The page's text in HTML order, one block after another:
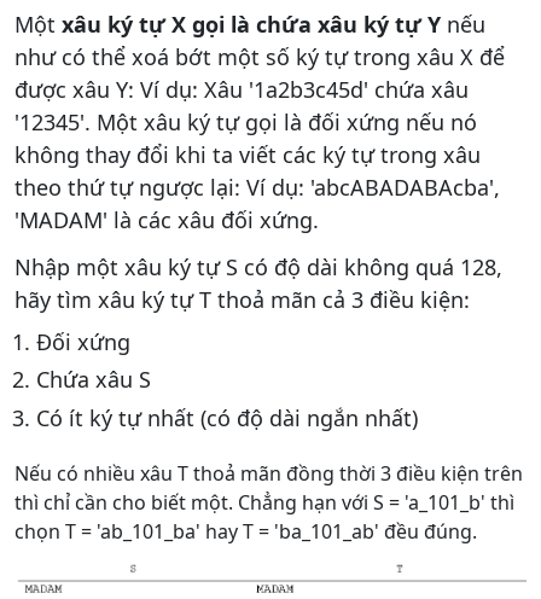
Một xâu ký tự X gọi là chứa xâu ký tự Y nếu
như có thể xoá bớt một số ký tự trong xâu X để
được xâu Y: Ví dụ: Xâu '1a2b3c45d' chứa xâu
'12345'. Một xâu ký tự gọi là đối xứng nếu nó
không thay đổi khi ta viết các ký tự trong xâu
theo thứ tự ngược lại: Ví dụ: 'abcABADABAcba',
'MADAM' là các xâu đối xứng.
Nhập một xâu ký tự S có độ dài không quá 128,
hãy tìm xâu ký tự T thoả mãn cả 3 điều kiện:
Đối xứng
Chứa xâu S
Có ít ký tự nhất (có độ dài ngắn nhất)
Nếu có nhiều xâu T thoả mãn đồng thời 3 điều kiện trên
thì chỉ cần cho biết một. Chẳng hạn với S = 'a_101_b' thì
chọn T = 'ab_101_ba' hay T = 'ba_101_ab' đều đúng.